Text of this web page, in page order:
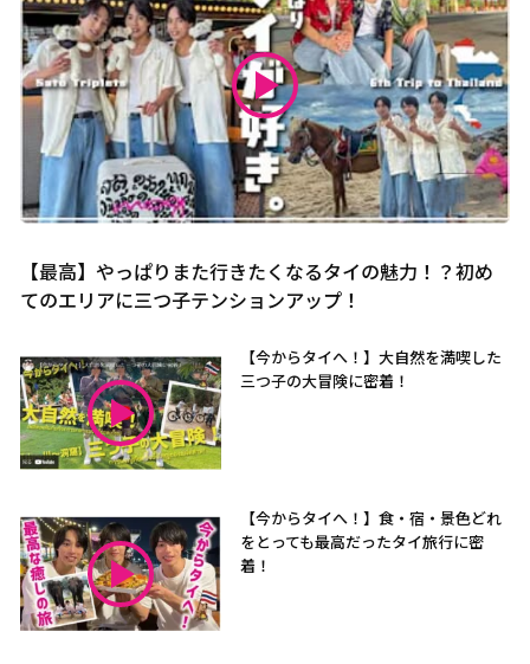
【最高】やっぱりまた行きたくなるタイの魅力！？初め
てのエリアに三つ子テンションアップ！
【今からタイへ！】大自然を満喫した
三つ子の大冒険に密着！
【今からタイへ！】食・宿・景色どれ
をとっても最高だったタイ旅行に密
着！